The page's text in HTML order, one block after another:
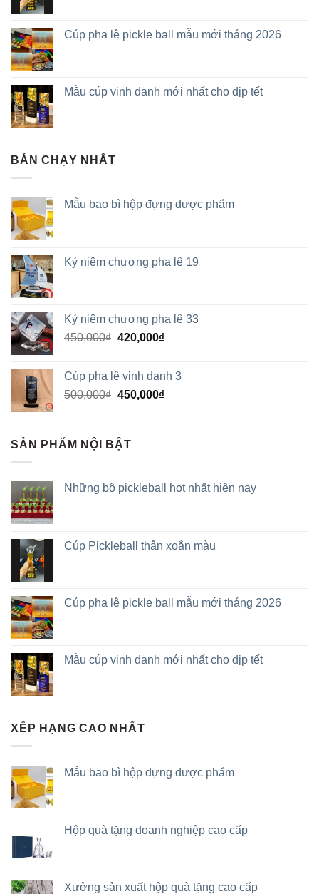
Cúp pha lê pickle ball mẫu mới tháng 2026
Mẫu cúp vinh danh mới nhất cho dịp tết
BÁN CHẠY NHẤT
Mẫu bao bì hộp đựng dược phẩm
Kỷ niệm chương pha lê 19
Kỷ niệm chương pha lê 33
450,000₫ 420,000₫
Cúp pha lê vinh danh 3
500,000₫ 450,000₫
SẢN PHẨM NỘI BẬT
Những bộ pickleball hot nhất hiện nay
Cúp Pickleball thân xoắn màu
Cúp pha lê pickle ball mẫu mới tháng 2026
Mẫu cúp vinh danh mới nhất cho dịp tết
XẾP HẠNG CAO NHẤT
Mẫu bao bì hộp đựng dược phẩm
Hộp quà tặng doanh nghiệp cao cấp
Xưởng sản xuất hộp quà tặng cao cấp